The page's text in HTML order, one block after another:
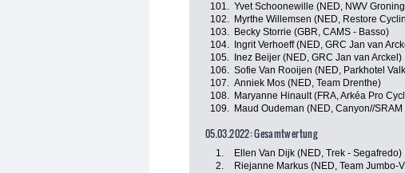
101. Yvet Schoonewille (NED, NWV
102.
Myrthe Willemsen (NED, Restore
103.
Becky Storrie (GBR, CAMS - Basso)
104.
Ingrit Verhoeff (NED, GRC Jan van
105.
Inez Beijer (NED, GRC Jan van Arckel)
106. Sofie Van Rooijen (NED, Parkhotel
107. Anniek Mos (NED, Team Drenthe)
108.
Maryanne Hinault (FRA, Arkéa Pro
109.
Maud Oudeman (NED, Canyon//
05.03.2022: Gesamtwertung
1. Ellen Van Dijk (NED, Trek - Segafredo)
2.
Riejanne Markus (NED, Team Jumbo-